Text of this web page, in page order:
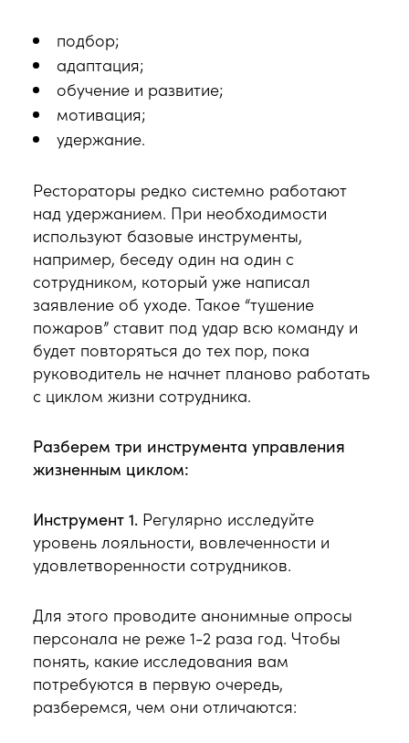
подбор;
адаптация;
обучение и развитие;
мотивация;
удержание.
Рестораторы редко системно работают
над удержанием. При необходимости
используют базовые инструменты,
например, беседу один на один с
сотрудником, который уже написал
заявление об уходе. Такое “тушение
пожаров” ставит под удар всю команду и
будет повторяться до тех пор, пока
руководитель не начнет планово работать
с циклом жизни сотрудника.
Разберем три инструмента управления
жизненным циклом:
Инструмент 1. Регулярно исследуйте
уровень лояльности, вовлеченности и
удовлетворенности сотрудников.
Для этого проводите анонимные опросы
персонала не реже 1-2 раза год. Чтобы
понять, какие исследования вам
потребуются в первую очередь,
разберемся, чем они отличаются: